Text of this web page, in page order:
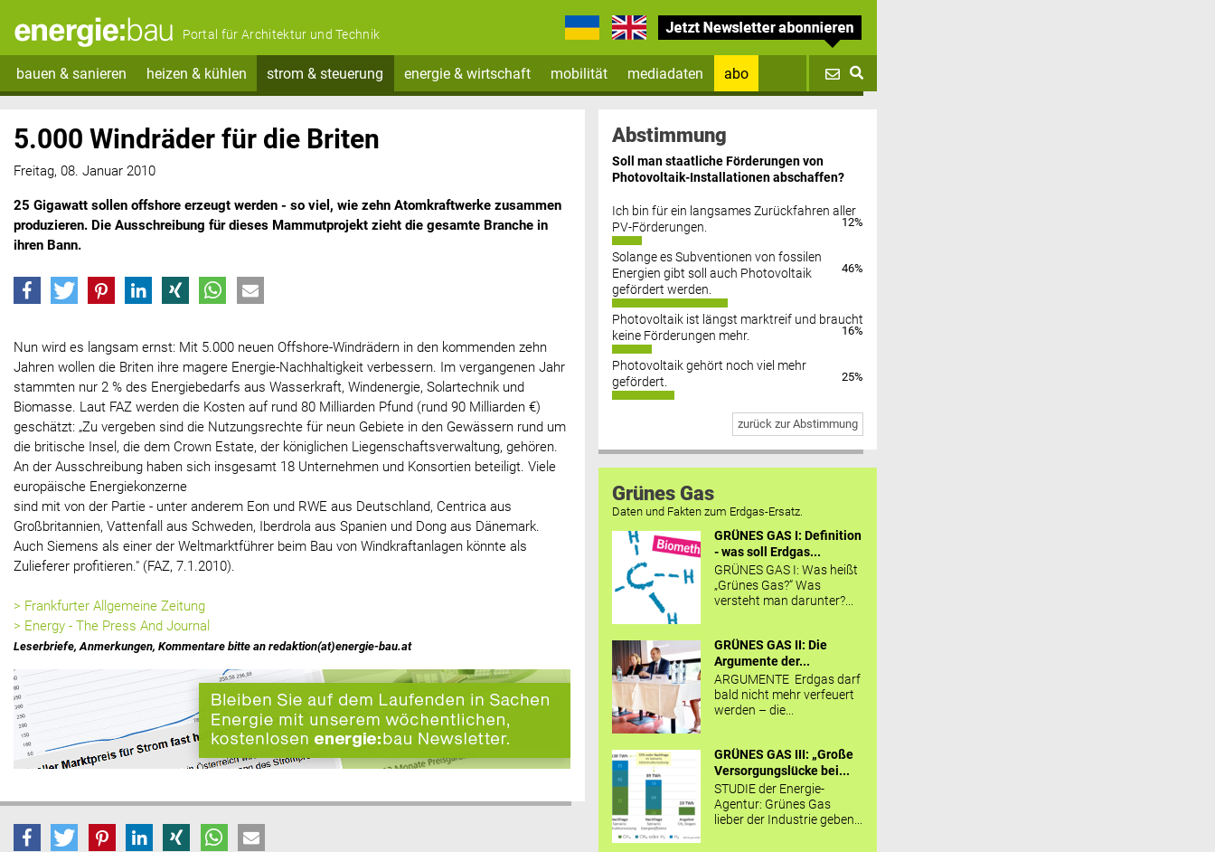
Portal für Architektur und Technik
bauen & sanieren heizen & kühlen strom & steuerung energie & wirtschaft mobilität mediadaten
abo
Datenschutz FAQs
5.000 Windräder für die Briten
Freitag, 08. Januar 2010
25 Gigawatt sollen offshore erzeugt werden - so viel, wie zehn Atomkraftwerke zusammen
produzieren. Die Ausschreibung für dieses Mammutprojekt zieht die gesamte Branche in
ihren Bann.
Nun wird es langsam ernst: Mit 5.000 neuen Offshore-Windrädern in den kommenden zehn
Jahren wollen die Briten ihre magere Energie-Nachhaltigkeit verbessern. Im vergangenen Jahr
stammten nur 2 % des Energiebedarfs aus Wasserkraft, Windenergie, Solartechnik und
Biomasse. Laut FAZ werden die Kosten auf rund 80 Milliarden Pfund (rund 90 Milliarden €)
geschätzt: „Zu vergeben sind die Nutzungsrechte für neun Gebiete in den Gewässern rund um
die britische Insel, die dem Crown Estate, der königlichen Liegenschaftsverwaltung, gehören.
An der Ausschreibung haben sich insgesamt 18 Unternehmen und Konsortien beteiligt. Viele
europäische Energiekonzerne
sind mit von der Partie - unter anderem Eon und RWE aus Deutschland, Centrica aus
Großbritannien, Vattenfall aus Schweden, Iberdrola aus Spanien und Dong aus Dänemark.
Auch Siemens als einer der Weltmarktführer beim Bau von Windkraftanlagen könnte als
Zulieferer profitieren." (FAZ, 7.1.2010).
> Frankfurter Allgemeine Zeitung
> Energy - The Press And Journal
Leserbriefe, Anmerkungen, Kommentare bitte an redaktion(at)energie-bau.at
Abstimmung
Soll man staatliche Förderungen von
Photovoltaik-Installationen abschaffen?
Ich bin für ein langsames Zurückfahren aller
PV-Förderungen.
12%
Solange es Subventionen von fossilen
Energien gibt soll auch Photovoltaik
gefördert werden.
46%
Photovoltaik ist längst marktreif und braucht
keine Förderungen mehr.
16%
Photovoltaik gehört noch viel mehr
gefördert.
25%
zurück zur Abstimmung
Grünes Gas
Daten und Fakten zum Erdgas-Ersatz.
GRÜNES GAS I: Definition
- was soll Erdgas...
GRÜNES GAS I: Was heißt
„Grünes Gas?“ Was
versteht man darunter?...
GRÜNES GAS II: Die
Argumente der...
ARGUMENTE Erdgas darf
bald nicht mehr verfeuert
werden – die...
GRÜNES GAS III: „Große
Versorgungslücke bei...
STUDIE der Energie-
Agentur: Grünes Gas
lieber der Industrie geben...